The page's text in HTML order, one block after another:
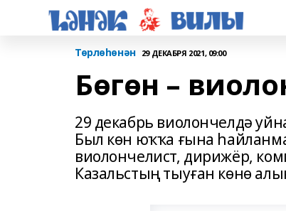
Төрлөһөнән 29 ДЕКАБРЯ 2021, 09:00
Бөгөн –
29 декабрь виолончелдә
Был көн юҡҡа ғына
виолончелист, дирижёр,
Казальстың тыуған көнө